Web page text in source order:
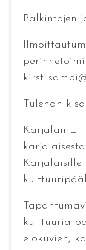
Palkintojen
Tulehan
Karjalan
Karjalaisille
kulttuuria
elokuvien,